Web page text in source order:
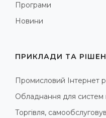
Програми
Новини
ПРИКЛАДИ ТА
Промисловий Інтернет
Обладнання для систем
Торгівля,